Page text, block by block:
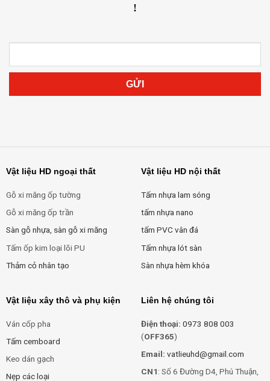
!
Vật liệu HD ngoại thất
Gỗ xi măng ốp tường
Gỗ xi măng ốp trần
Sàn gỗ nhựa, sàn gỗ xi măng
Tấm ốp kim loại lõi PU
Thảm cỏ nhân tạo
Vật liệu HD nội thất
Tấm nhựa lam sóng
tấm nhựa nano
tấm PVC vân đá
Tấm nhựa lót sàn
Sàn nhựa hèm khóa
Vật liệu xây thô và phụ kiện
Ván cốp pha
Tấm cemboard
Keo dán gạch
Nẹp các loại
Liên hệ chúng tôi
Điện thoại: 0973 808 003
(OFF365)
Email: vatlieuhd@gmail.com
CN1: Số 6 Đường D4, Phú Thuận,